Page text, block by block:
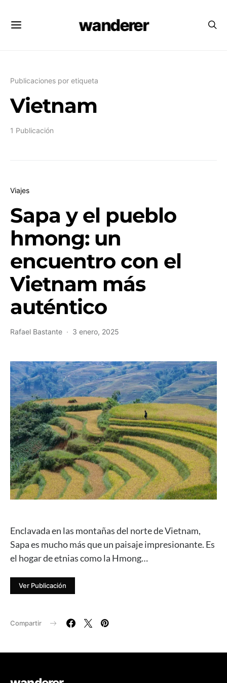
wanderer
Publicaciones por etiqueta
Vietnam
1 Publicación
Viajes
Sapa y el pueblo
hmong: un
encuentro con el
Vietnam más
auténtico
Rafael Bastante 3 enero, 2025
Enclavada en las montañas del norte de Vietnam,
Sapa es mucho más que un paisaje impresionante. Es
el hogar de etnias como la Hmong…
Ver Publicación
Compartir